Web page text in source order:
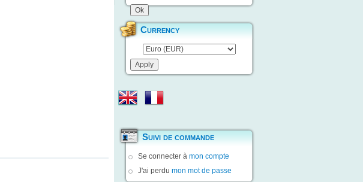
Currency
Suivi de commande
Se connecter à mon compte
J'ai perdu mon mot de passe